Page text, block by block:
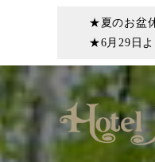
★夏のお盆
★6月29日よ